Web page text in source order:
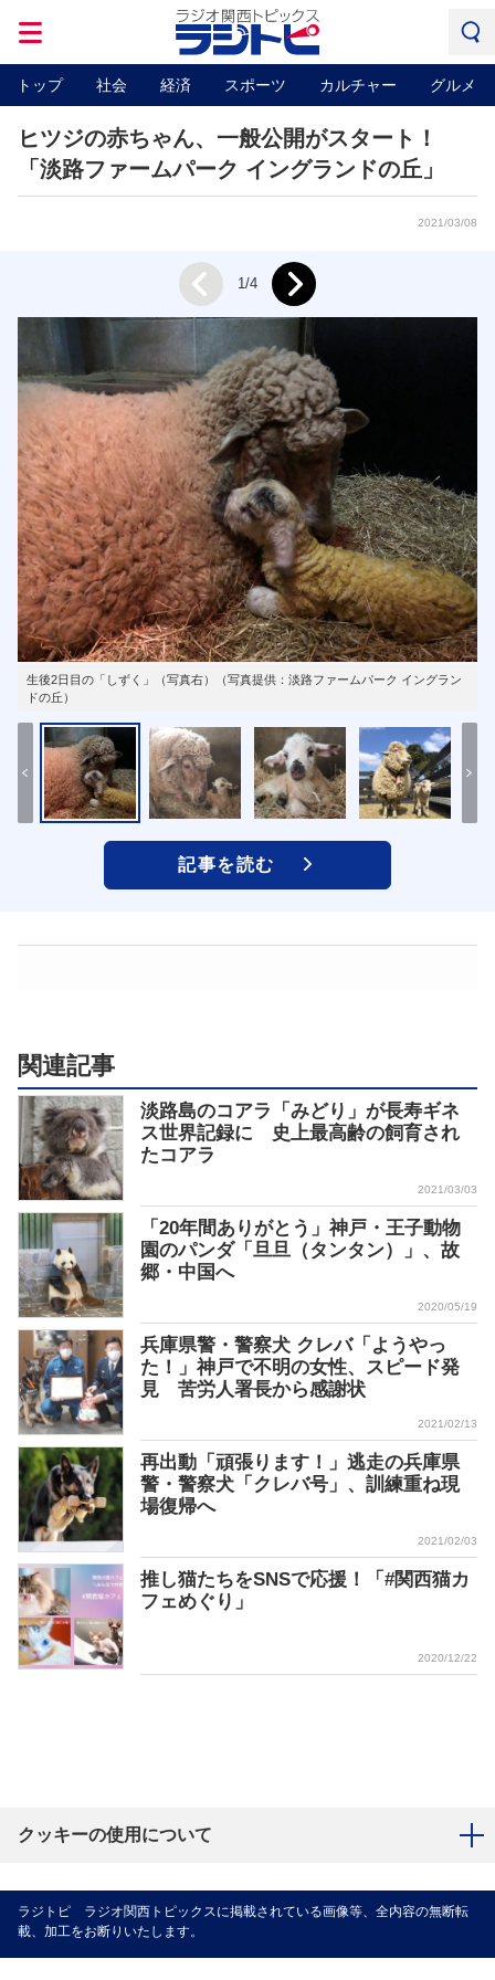
トップ 社会 経済 スポーツ カルチャー グルメ
ヒツジの赤ちゃん、一般公開がスタート！
「淡路ファームパーク イングランドの丘」
2021/03/08
生後2日目の「しずく」（写真右）（写真提供：淡路ファームパーク イングラン
ドの丘）
Prev 1/4 Next
記事を読む
関連記事
淡路島のコアラ「みどり」が長寿ギネ
ス世界記録に 史上最高齢の飼育され
たコアラ
2021/03/03
「20年間ありがとう」神戸・王子動物
園のパンダ「旦旦（タンタン）」、故
郷・中国へ
2020/05/19
兵庫県警・警察犬 クレバ「ようやっ
た！」神戸で不明の女性、スピード発
見 苦労人署長から感謝状
2021/02/13
再出動「頑張ります！」逃走の兵庫県
警・警察犬「クレバ号」、訓練重ね現
場復帰へ
2021/02/03
推し猫たちをSNSで応援！「#関西猫カ
フェめぐり」
2020/12/22
クッキーの使用について
ラジトピ ラジオ関西トピックスに掲載されている画像等、全内容の無断転
載、加工をお断りいたします。